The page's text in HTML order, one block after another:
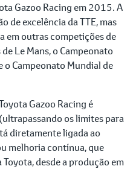
Gazoo Racing em 2015. A
de excelência da TTE, mas
em outras competições de
Le Mans, o Campeonato
o Campeonato Mundial de
Gazoo Racing é
os limites para
diretamente ligada ao
melhoria contínua, que
desde a produção em